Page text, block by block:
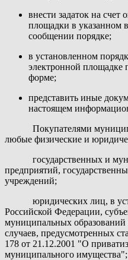
внести задаток на счет
площадки в указанном
сообщении порядке;
в установленном
электронной
форме;
представить иные
настоящем
Покупателями
любые физические и
государственных и
предприятий,
учреждений;
юридических лиц, в
Российской Федерации,
муниципальных
случаев, предусмотренных
178 от 21.12.2001 "О
муниципального имущества";